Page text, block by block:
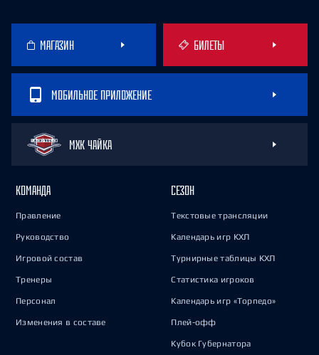
МАГАЗИН БИЛЕТЫ
МОБИЛЬНОЕ ПРИЛОЖЕНИЕ
МХК ЧАЙКА
КОМАНДА
Правление
Руководство
Игровой состав
Тренеры
Персонал
Изменения в составе
СЕЗОН
Текстовые трансляции
Календарь игр КХЛ
Турнирные таблицы КХЛ
Статистика игроков
Календарь игр «Торпедо»
Плей-офф
Кубок Губернатора